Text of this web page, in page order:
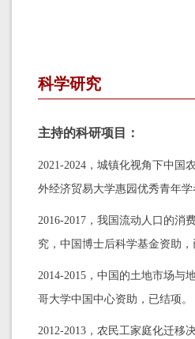
科学研究
主持的科研项目：
2021-2024，城镇化视角下中国
外经济贸易大学惠园优秀青年学
2016-2017，我国流动人口的消
究，中国博士后科学基金资助，
2014-2015，中国的土地市场与
哥大学中国中心资助，已结项。
2012-2013，农民工家庭化迁移